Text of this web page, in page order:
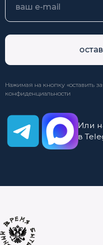
Нажимая на кнопку «оставить
конфиденциальности